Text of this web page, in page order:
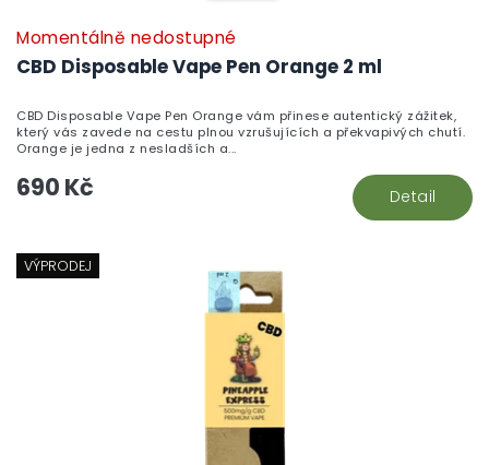
CBD Disposable Vape Pen Orange 2 ml
Momentálně nedostupné
690 Kč Detail
CBD Disposable Vape Pen Orange vám přinese autentický zážitek,
který vás zavede na cestu plnou vzrušujících a překvapivých chutí.
Orange je jedna z nesladších a...
VÝPRODEJ